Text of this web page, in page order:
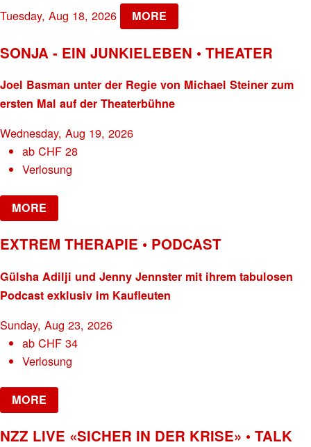
Tuesday, Aug 18, 2026 MORE
SONJA - EIN JUNKIELEBEN • THEATER
Joel Basman unter der Regie von Michael Steiner zum
ersten Mal auf der Theaterbühne
Wednesday, Aug 19, 2026
abCHF 28
Verlosung
MORE
EXTREM THERAPIE • PODCAST
Gülsha Adilji und Jenny Jennster mit ihrem tabulosen
Podcast exklusiv im Kaufleuten
Sunday, Aug 23, 2026
abCHF 34
Verlosung
MORE
NZZ LIVE «SICHER IN DER KRISE» • TALK